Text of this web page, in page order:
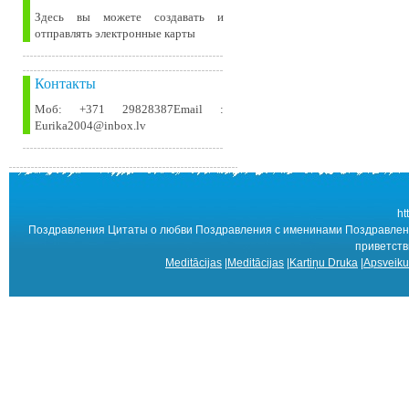
Здесь вы можете создавать и
отправлять электронные карты
Контакты
Моб: +371 29828387Email :
Eurika2004@inbox.lv
Поздравления Цитаты о любви Поздравления с именинами
Meditācijas Meditācijas Kartiņu Druka